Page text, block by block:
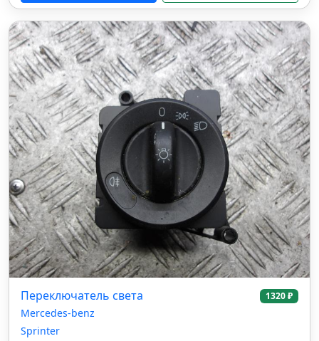
Переключатель света 1320 ₽
Mercedes-benz
Sprinter